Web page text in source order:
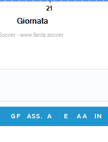
GF ASS. A E AA IN